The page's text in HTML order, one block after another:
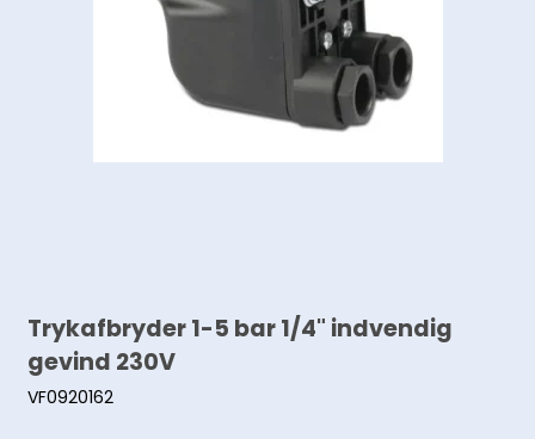
Trykafbryder 1-5 bar 1/4" indvendig
gevind 230V
VF0920162